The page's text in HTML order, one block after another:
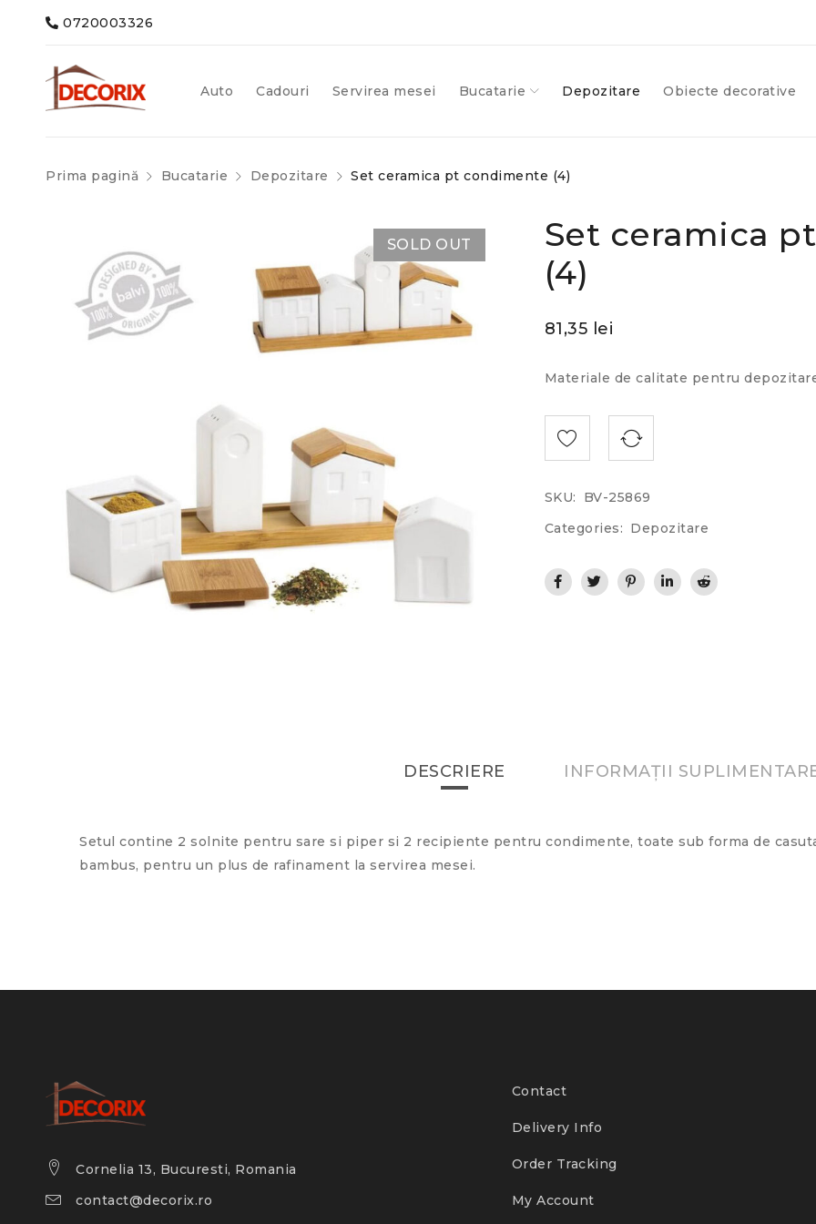
0720003326
Auto Cadouri Servirea mesei Bucatarie Depozitare Obiecte decorative
Prima pagină Bucatarie Depozitare Set ceramica pt condimente (4)
SOLD OUT
Set ceramica
(4)
81,35 lei
Materiale de calitate pentru
SKU:
BV-25869
Categories: Depozitare
DESCRIERE INFORMAȚII
Setul contine 2 solnite pentru sare si piper si 2 recipiente pentru condimente, toate sub forma de
bambus, pentru un plus de rafinament la servirea mesei.
Cornelia 13, Bucuresti, Romania
contact@decorix.ro
Contact
Delivery Info
Order Tracking
My Account